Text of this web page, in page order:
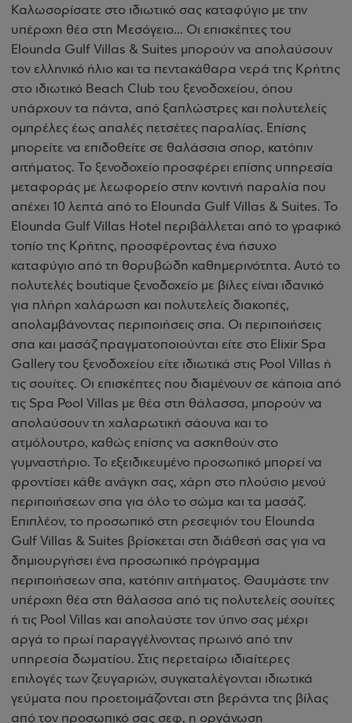
Καλωσορίσατε στο ιδιωτικό σας καταφύγιο με την
υπέροχη θέα στη Μεσόγειο... Οι επισκέπτες του
Elounda Gulf Villas & Suites μπορούν να απολαύσουν
τον ελληνικό ήλιο και τα πεντακάθαρα νερά της Κρήτης
στο ιδιωτικό Beach Club του ξενοδοχείου, όπου
υπάρχουν τα πάντα, από ξαπλώστρες και πολυτελείς
ομπρέλες έως απαλές πετσέτες παραλίας. Επίσης
μπορείτε να επιδοθείτε σε θαλάσσια σπορ, κατόπιν
αιτήματος. Το ξενοδοχείο προσφέρει επίσης υπηρεσία
μεταφοράς με λεωφορείο στην κοντινή παραλία που
απέχει 10 λεπτά από το Elounda Gulf Villas & Suites. Το
Elounda Gulf Villas Hotel περιβάλλεται από το γραφικό
τοπίο της Κρήτης, προσφέροντας ένα ήσυχο
καταφύγιο από τη θορυβώδη καθημερινότητα. Αυτό το
πολυτελές boutique ξενοδοχείο με βίλες είναι ιδανικό
για πλήρη χαλάρωση και πολυτελείς διακοπές,
απολαμβάνοντας περιποιήσεις σπα. Οι περιποιήσεις
σπα και μασάζ πραγματοποιούνται είτε στο Elixir Spa
Gallery του ξενοδοχείου είτε ιδιωτικά στις Pool Villas ή
τις σουίτες. Οι επισκέπτες που διαμένουν σε κάποια από
τις Spa Pool Villas με θέα στη θάλασσα, μπορούν να
απολαύσουν τη χαλαρωτική σάουνα και το
ατμόλουτρο, καθώς επίσης να ασκηθούν στο
γυμναστήριο. Το εξειδικευμένο προσωπικό μπορεί να
φροντίσει κάθε ανάγκη σας, χάρη στο πλούσιο μενού
περιποιήσεων σπα για όλο το σώμα και τα μασάζ.
Επιπλέον, το προσωπικό στη ρεσεψιόν του Elounda
Gulf Villas & Suites βρίσκεται στη διάθεσή σας για να
δημιουργήσει ένα προσωπικό πρόγραμμα
περιποιήσεων σπα, κατόπιν αιτήματος. Θαυμάστε την
υπέροχη θέα στη θάλασσα από τις πολυτελείς σουίτες
ή τις Pool Villas και απολαύστε τον ύπνο σας μέχρι
αργά το πρωί παραγγέλνοντας πρωινό από την
υπηρεσία δωματίου. Στις περεταίρω ιδιαίτερες
επιλογές των ζευγαριών, συγκαταλέγονται ιδιωτικά
γεύματα που προετοιμάζονται στη βεράντα της βίλας
από τον προσωπικό σας σεφ, η οργάνωση